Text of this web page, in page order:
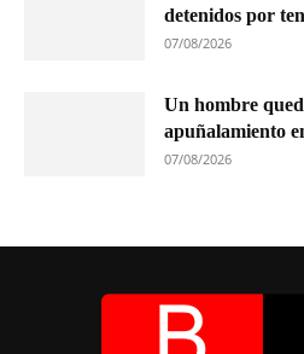
detenidos por
07/08/2026
Un hombre
apuñalamiento
07/08/2026